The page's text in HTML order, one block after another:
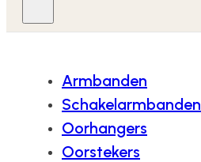
Armbanden
Schakelarmbanden
Oorhangers
Oorstekers